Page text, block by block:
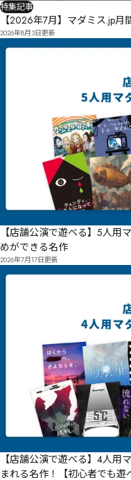
特集記事
【2026年7月】マダミス.jp
2026年8月3日更新
【店舗公演で遊べる】5人用
めができる名作
2026年7月17日更新
【店舗公演で遊べる】4人用
まれる名作！【初心者でも遊